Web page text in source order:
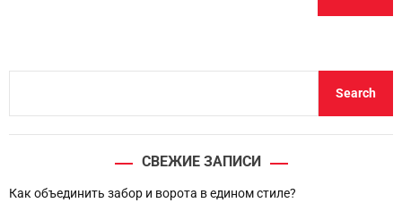
h
Search
СВЕЖИЕ ЗАПИСИ
Как объединить забор и ворота в едином стиле?